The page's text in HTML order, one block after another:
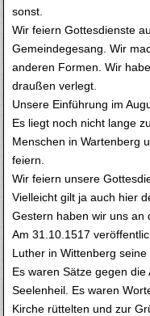
sonst.
Wir feiern Gottesdienste
Gemeindegesang. Wir
anderen Formen. Wir
draußen verlegt.
Unsere Einführung im
Es liegt noch nicht lange
Menschen in Wartenberg
feiern.
Wir feiern unsere
Vielleicht gilt ja auch hier
Gestern haben wir uns an
Am 31.10.1517
Luther in Wittenberg
Es waren Sätze gegen
Seelenheil. Es waren
Kirche rüttelten und zur